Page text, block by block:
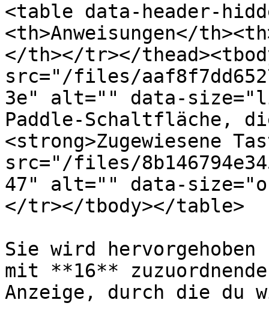
<table data-header-
<th>Anweisungen</
</th></tr></
src="/files/
3e" alt="" data-
Paddle-Schaltfläche,
<strong>Zugewiesene
src="/files/
47" alt="" data-
</tr></tbody></table>
Sie wird
mit **16**
Anzeige, durch die du